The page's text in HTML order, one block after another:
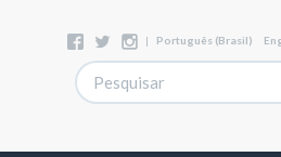
| Português (Brasil)